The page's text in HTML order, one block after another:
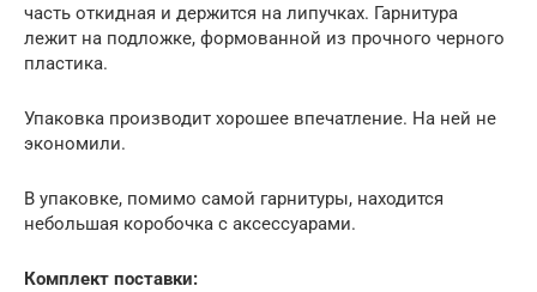
часть откидная и держится на липучках. Гарнитура
лежит на подложке, формованной из прочного черного
пластика.
Упаковка производит хорошее впечатление. На ней не
экономили.
В упаковке, помимо самой гарнитуры, находится
небольшая коробочка с аксессуарами.
Комплект поставки: